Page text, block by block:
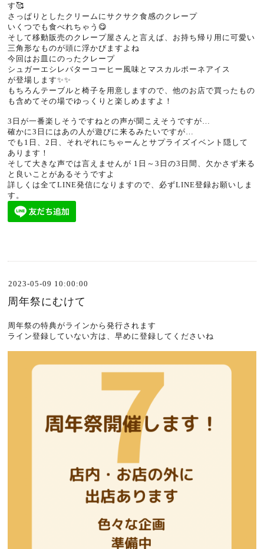
す🥰
さっぱりとしたクリームにサクサク食感のクレープ
いくつでも食べれちゃう😋
そして移動販売のクレープ屋さんと言えば、お持ち帰り用に可愛い
三角形なものが頭に浮かびますよね
今回はお皿にのったクレープ
シュガーエシレバターコーヒー風味とマスカルポーネアイス
が登場します✨✨
もちろんテーブルと椅子を用意しますので、他のお店で買ったもの
も含めてその場でゆっくりと楽しめますよ！
3日が一番楽しそうですねとの声が聞こえそうですが…
確かに3日にはあの人が遊びに来るみたいですが…
でも1日、2日、それぞれにちゃーんとサプライズイベント隠して
あります！
そして大きな声では言えませんが 1日～3日の3日間、欠かさず来る
と良いことがあるそうですよ
詳しくは全てLINE発信になりますので、必ずLINE登録お願いしま
す。
2023-05-09 10:00:00
周年祭にむけて
周年祭の特典がラインから発行されます
ライン登録していない方は、早めに登録してくださいね